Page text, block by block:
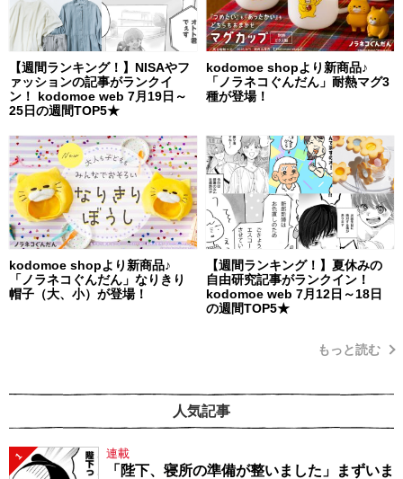
【週間ランキング！】NISAやフ
ァッションの記事がランクイ
ン！ kodomoe web 7月19日～
25日の週間TOP5★
kodomoe shopより新商品♪
「ノラネコぐんだん」耐熱マグ3
種が登場！
kodomoe shopより新商品♪
「ノラネコぐんだん」なりきり
帽子（大、小）が登場！
【週間ランキング！】夏休みの
自由研究記事がランクイン！
kodomoe web 7月12日～18日
の週間TOP5★
もっと読む
人気記事
1 連載
「陛下、寝所の準備が整いました」まずいま